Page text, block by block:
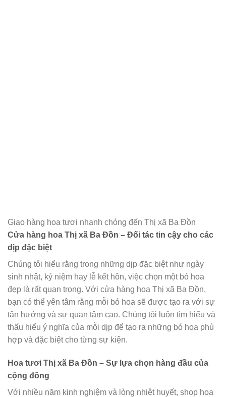
Giao hàng hoa tươi nhanh chóng đến Thị xã Ba Đồn
Cửa hàng hoa Thị xã Ba Đồn – Đối tác tin cậy cho các
dịp đặc biệt
Chúng tôi hiểu rằng trong những dịp đặc biệt như ngày
sinh nhật, kỷ niệm hay lễ kết hôn, việc chọn một bó hoa
đẹp là rất quan trọng. Với cửa hàng hoa Thị xã Ba Đồn,
bạn có thể yên tâm rằng mỗi bó hoa sẽ được tạo ra với sự
tận hưởng và sự quan tâm cao. Chúng tôi luôn tìm hiểu và
thấu hiểu ý nghĩa của mỗi dịp để tạo ra những bó hoa phù
hợp và đặc biệt cho từng sự kiện.
Hoa tươi Thị xã Ba Đồn – Sự lựa chọn hàng đầu của
cộng đồng
Với nhiều năm kinh nghiệm và lòng nhiệt huyết, shop hoa